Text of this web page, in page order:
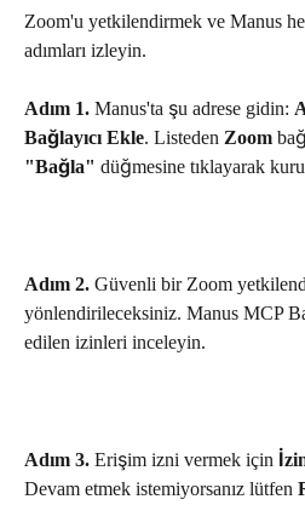
Zoom'u yetkilendirmek ve Manus
adımları izleyin.
Adım 1. Manus'ta şu adrese gidin:
Bağlayıcı Ekle. Listeden Zoom
"Bağla" düğmesine tıklayarak
Adım 2. Güvenli bir Zoom
yönlendirileceksiniz. Manus MCP
edilen izinleri inceleyin.
Adım 3. Erişim izni vermek için
Devam etmek istemiyorsanız lütfen